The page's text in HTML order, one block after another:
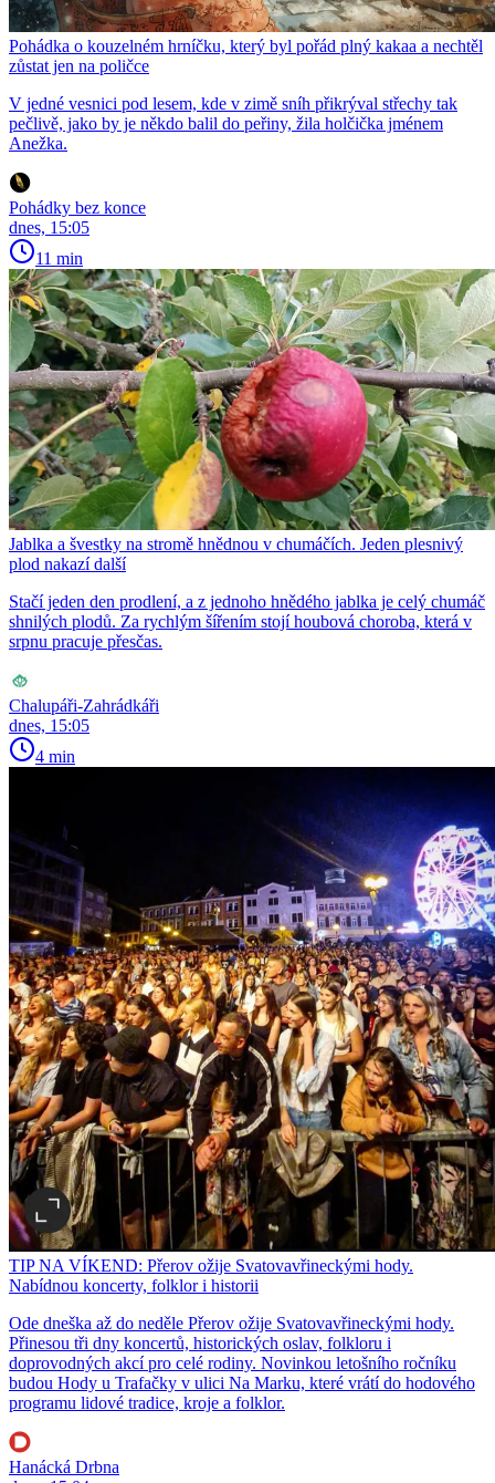
Pohádka o kouzelném hrníčku, který byl pořád plný kakaa a nechtěl
zůstat jen na poličce
V jedné vesnici pod lesem, kde v zimě sníh přikrýval střechy tak
pečlivě, jako by je někdo balil do peřiny, žila holčička jménem
Anežka.
Pohádky bez konce
dnes, 15:05
11 min
Jablka a švestky na stromě hnědnou v chumáčích. Jeden plesnivý
plod nakazí další
Stačí jeden den prodlení, a z jednoho hnědého jablka je celý chumáč
shnilých plodů. Za rychlým šířením stojí houbová choroba, která v
srpnu pracuje přesčas.
Chalupáři-Zahrádkáři
dnes, 15:05
4 min
TIP NA VÍKEND: Přerov ožije Svatovavřineckými hody.
Nabídnou koncerty, folklor i historii
Ode dneška až do neděle Přerov ožije Svatovavřineckými hody.
Přinesou tři dny koncertů, historických oslav, folkloru i
doprovodných akcí pro celé rodiny. Novinkou letošního ročníku
budou Hody u Trafačky v ulici Na Marku, které vrátí do hodového
programu lidové tradice, kroje a folklor.
Hanácká Drbna